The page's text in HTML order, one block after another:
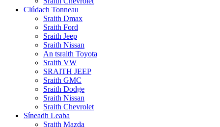
Clúdach Tonneau
Sraith Dmax
Sraith Ford
Sraith Jeep
Sraith Nissan
An tsraith Toyota
Sraith VW
SRAITH JEEP
Sraith GMC
Sraith Dodge
Sraith Nissan
Sraith Chevrolet
Síneadh Leaba
Sraith Mazda